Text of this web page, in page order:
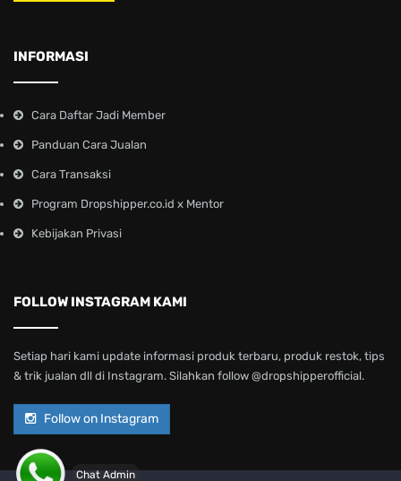
Chat Admin
INFORMASI
Cara Daftar Jadi Member
Panduan Cara Jualan
Cara Transaksi
Program Dropshipper.co.id x Mentor
Kebijakan Privasi
FOLLOW INSTAGRAM KAMI
Setiap hari kami update informasi produk terbaru, produk restok, tips
& trik jualan dll di Instagram. Silahkan follow @dropshipperofficial.
Follow on Instagram